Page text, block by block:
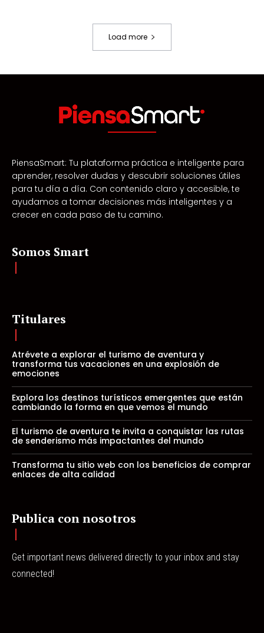
Load more
PiensaSmart: Tu plataforma práctica e inteligente para
aprender, resolver dudas y descubrir soluciones útiles
para tu día a día. Con contenido claro y accesible, te
ayudamos a tomar decisiones más inteligentes y a
crecer en cada paso de tu camino.
Somos Smart
Titulares
Atrévete a explorar el turismo de aventura y
transforma tus vacaciones en una explosión de
emociones
Explora los destinos turísticos emergentes que están
cambiando la forma en que vemos el mundo
El turismo de aventura te invita a conquistar las rutas
de senderismo más impactantes del mundo
Transforma tu sitio web con los beneficios de comprar
enlaces de alta calidad
Publica con nosotros
Get important news delivered directly to your inbox and stay
connected!